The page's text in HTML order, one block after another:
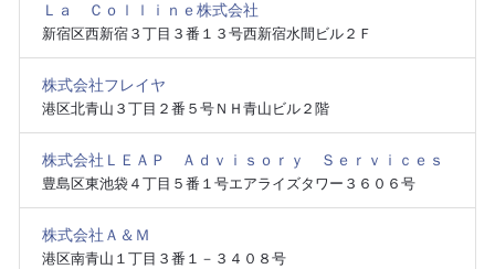
Ｌａ Ｃｏｌｌｉｎｅ株式会社
新宿区西新宿３丁目３番１３号西新宿水間ビル２Ｆ
株式会社フレイヤ
港区北青山３丁目２番５号ＮＨ青山ビル２階
株式会社ＬＥＡＰ Ａｄｖｉｓｏｒｙ Ｓｅｒｖｉｃｅｓ
豊島区東池袋４丁目５番１号エアライズタワー３６０６号
株式会社Ａ＆Ｍ
港区南青山１丁目３番１－３４０８号